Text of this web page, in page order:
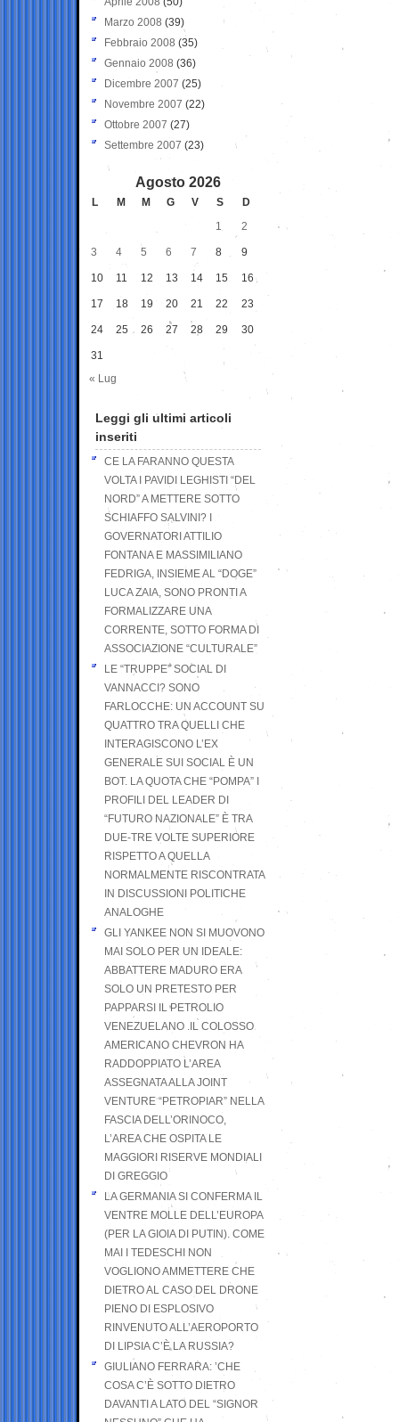
Marzo 2008 (39)
Febbraio 2008 (35)
Gennaio 2008 (36)
Dicembre 2007 (25)
Novembre 2007 (22)
Ottobre 2007 (27)
Settembre 2007 (23)
Agosto 2026
L M M G V S
D
1
2
3 4 5 6 7 8 9
10 11 12 13 14 15 16
17 18 19 20 21 22 23
24 25 26 27 28 29 30
31
« Lug
Leggi gli ultimi articoli
inseriti
CE LA FARANNO QUESTA
VOLTA I PAVIDI LEGHISTI “DEL
NORD” A METTERE SOTTO
SCHIAFFO SALVINI? I
GOVERNATORI ATTILIO
FONTANA E MASSIMILIANO
FEDRIGA, INSIEME AL “DOGE”
LUCA ZAIA, SONO PRONTI A
FORMALIZZARE UNA
CORRENTE, SOTTO FORMA DI
ASSOCIAZIONE “CULTURALE”
LE “TRUPPE” SOCIAL DI
VANNACCI? SONO
FARLOCCHE: UN ACCOUNT SU
QUATTRO TRA QUELLI CHE
INTERAGISCONO L’EX
GENERALE SUI SOCIAL È UN
BOT. LA QUOTA CHE “POMPA” I
PROFILI DEL LEADER DI
“FUTURO NAZIONALE” È TRA
DUE-TRE VOLTE SUPERIORE
RISPETTO A QUELLA
NORMALMENTE RISCONTRATA
IN DISCUSSIONI POLITICHE
ANALOGHE
GLI YANKEE NON SI MUOVONO
MAI SOLO PER UN IDEALE:
ABBATTERE MADURO ERA
SOLO UN PRETESTO PER
PAPPARSI IL PETROLIO
VENEZUELANO .IL COLOSSO
AMERICANO CHEVRON HA
RADDOPPIATO L’AREA
ASSEGNATA ALLA JOINT
VENTURE “PETROPIAR” NELLA
FASCIA DELL’ORINOCO,
L’AREA CHE OSPITA LE
MAGGIORI RISERVE MONDIALI
DI GREGGIO
LA GERMANIA SI CONFERMA IL
VENTRE MOLLE DELL’EUROPA
(PER LA GIOIA DI PUTIN). COME
MAI I TEDESCHI NON
VOGLIONO AMMETTERE CHE
DIETRO AL CASO DEL DRONE
PIENO DI ESPLOSIVO
RINVENUTO ALL’AEROPORTO
DI LIPSIA C’È LA RUSSIA?
GIULIANO FERRARA: ’CHE
COSA C’È SOTTO DIETRO
DAVANTI A LATO DEL “SIGNOR